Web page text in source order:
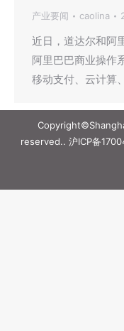
产业要闻 caolina
近日，道达尔和阿
阿里巴巴商业操作
移动支付、云计算
reserved.. 沪ICP备